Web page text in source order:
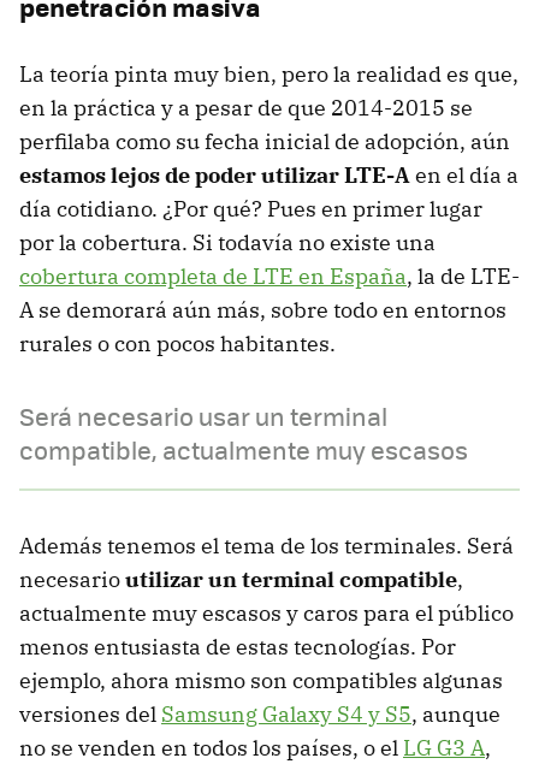
La teoría pinta muy bien, pero la realidad es que,
en la práctica y a pesar de que 2014-2015 se
perfilaba como su fecha inicial de adopción, aún
estamos lejos de poder utilizar LTE-Aen el día a
día cotidiano. ¿Por qué? Pues en primer lugar
por la cobertura. Si todavía no existe una
cobertura completa de LTE en España, la de LTE-
A se demorará aún más, sobre todo en entornos
rurales o con pocos habitantes.
Será necesario usar un terminal
compatible, actualmente muy escasos
Además tenemos el tema de los terminales. Será
necesarioutilizar un terminal compatible,
actualmente muy escasos y caros para el público
menos entusiasta de estas tecnologías. Por
ejemplo, ahora mismo son compatibles algunas
versiones del Samsung Galaxy S4 y S5, aunque
no se venden en todos los países, o el LG G3 A,